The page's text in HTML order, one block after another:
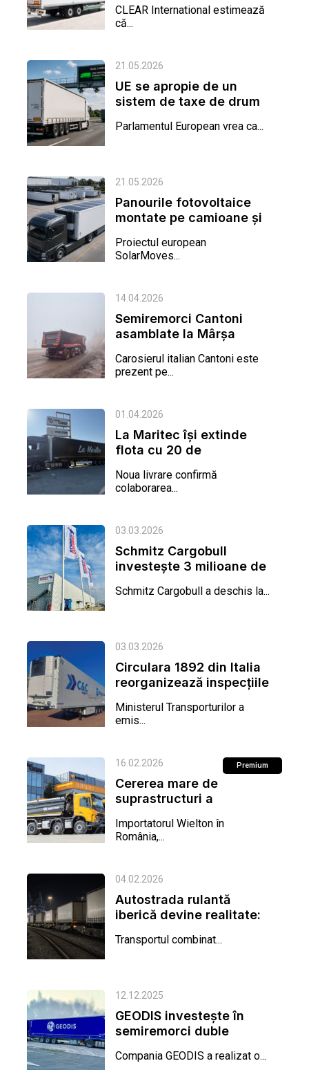
grele...
CLEAR International estimează
că...
21.05.2026
UE se apropie de un
sistem de taxe de drum
remorcile...
Parlamentul European vrea ca...
21.05.2026
Panourile fotovoltaice
montate pe camioane și
din...
Proiectul european
SolarMoves...
14.04.2026
Semiremorci Cantoni
asamblate la Mârşa
Carosierul italian Cantoni este
prezent pe...
01.04.2026
La Maritec își extinde
flota cu 20 de
EVO, livrate de...
Noua livrare confirmă
colaborarea...
03.03.2026
Schmitz Cargobull
investeşte 3 milioane de
uzină de...
Schmitz Cargobull a deschis la...
03.03.2026
Circulara 1892 din Italia
reorganizează inspecțiile
Ministerul Transporturilor a
emis...
16.02.2026
Cererea mare de
suprastructuri a
vânzărilor de
semiremorci
Importatorul Wielton în
România,...
Premium
04.02.2026
Autostrada rulantă
iberică devine realitate:
feroviară...
Transportul combinat...
12.12.2025
GEODIS investește în
semiremorci duble
și a...
Compania GEODIS a realizat o...